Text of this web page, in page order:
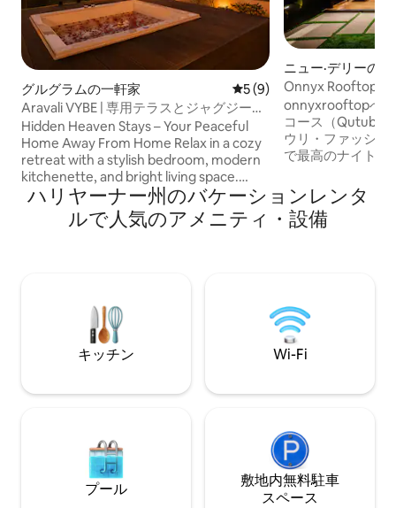
グルグラムの一軒家 レビュー9件、5つ星中5つ
5 (9)
Aravali VYBE | 専用テラスとジャグジー付
きのワンルーム
Hidden Heaven Stays – Your Peaceful
Home Away From Home Relax in a cozy
retreat with a stylish bedroom, modern
kitchenette, and bright living space.
Enjoy lush greenery through large
windows and unwind on the private
terrace with beautiful views of the
nature, and tranquility. Perfect for
couples & friends for a refreshing
escape from city life.
ニュー·デリーの
アム
Onnyx Rooftop -
なペントハウス
onnyxrooftopへようこそ ⛳️
コース（Qutub
ウリ・ファッショ
で最高のナイトラ
トロ 🛜 300Mbps
台 - H13/HEPA
オル 🙋🏻‍♂️管理人
けL字型ソファ 🚻
ー
ハリヤーナー州のバケーションレンタ
ルで人気のアメニティ・設備
キッチン Wi-Fi
プール
敷地内無料駐⁠車
ス⁠ペ⁠ー⁠ス